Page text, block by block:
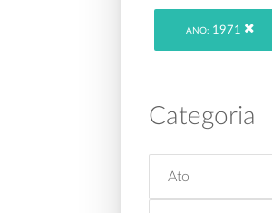
ANO: 1971
Categoria
Ato